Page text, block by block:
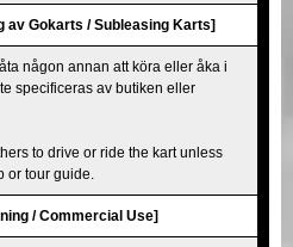
av Gokarts / Subleasing Karts]
någon annan att köra eller åka i
specificeras av butiken eller
to drive or ride the kart unless
or tour guide.
/ Commercial Use]